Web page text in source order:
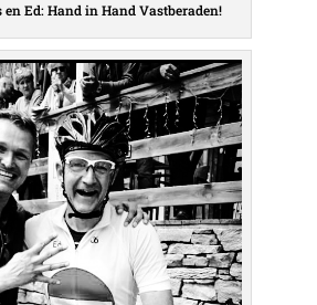
en Ed: Hand in Hand Vastberaden!